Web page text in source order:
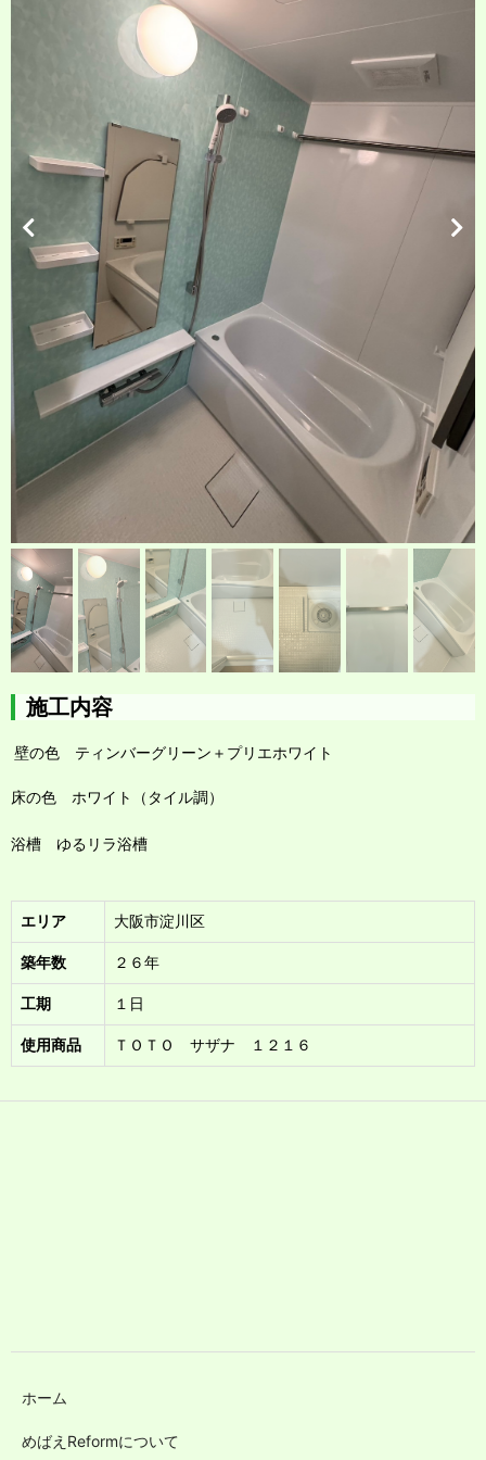
施工内容
壁の色 ティンバーグリーン＋プリエホワイト
床の色 ホワイト（タイル調）
浴槽 ゆるリラ浴槽
エリア 大阪市淀川区
築年数 ２６年
工期 １日
使用商品 ＴＯＴＯ サザナ １２１６
ホーム
めばえReformについて